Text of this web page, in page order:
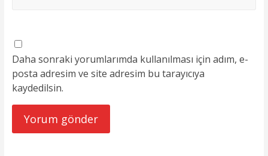
Daha sonraki yorumlarımda kullanılması için adım, e-
posta adresim ve site adresim bu tarayıcıya
kaydedilsin.